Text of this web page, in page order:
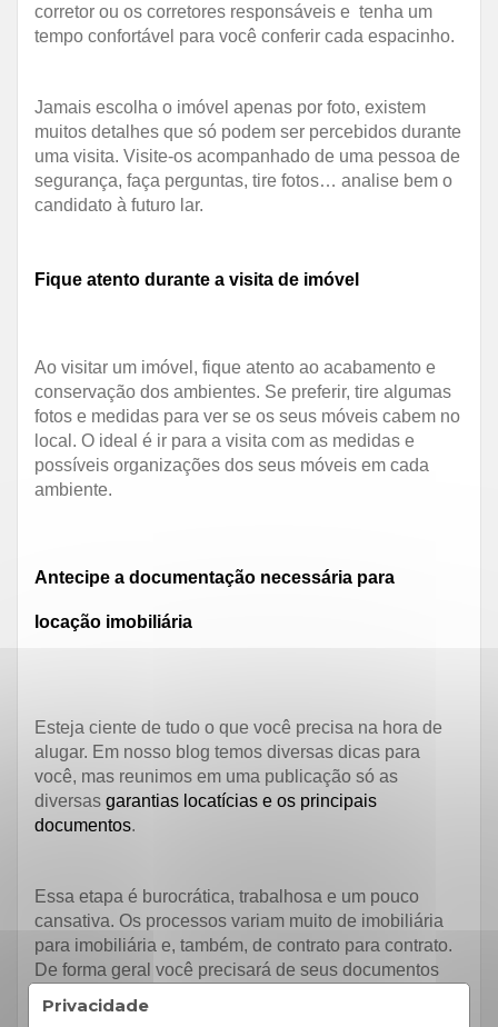
Privacidade
corretor ou os corretores responsáveis e tenha um
tempo confortável para você conferir cada espacinho.
Jamais escolha o imóvel apenas por foto, existem
muitos detalhes que só podem ser percebidos durante
uma visita. Visite-os acompanhado de uma pessoa de
segurança, faça perguntas, tire fotos… analise bem o
candidato à futuro lar.
Fique atento durante a visita de imóvel
Ao visitar um imóvel, fique atento ao acabamento e
conservação dos ambientes. Se preferir, tire algumas
fotos e medidas para ver se os seus móveis cabem no
local. O ideal é ir para a visita com as medidas e
possíveis organizações dos seus móveis em cada
ambiente.
Antecipe a documentação necessária para
locação imobiliária
Esteja ciente de tudo o que você precisa na hora de
alugar. Em nosso blog temos diversas dicas para
você, mas reunimos em uma publicação só as
diversas garantias locatícias e os principais
documentos.
Essa etapa é burocrática, trabalhosa e um pouco
cansativa. Os processos variam muito de imobiliária
para imobiliária e, também, de contrato para contrato.
De forma geral você precisará de seus documentos
pessoais e da papelada correspondente à garantia